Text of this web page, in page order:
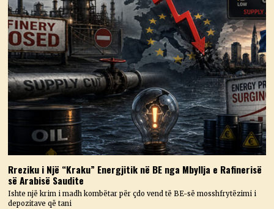
Rreziku i Një “Kraku” Energjitik në BE nga Mbyllja e Rafinerisë
së Arabisë Saudite
Ishte një krim i madh kombëtar për çdo vend të BE-së mosshfrytëzimi i
depozitave që tani